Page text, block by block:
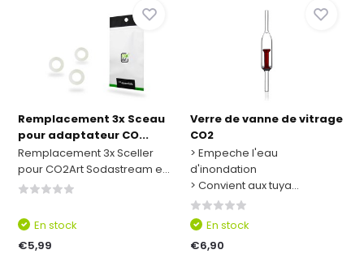
Remplacement 3x Sceau
pour adaptateur CO...
Remplacement 3x Sceller
pour CO2Art Sodastream e...
En stock
€5,99
Verre de vanne de vitrage
CO2
> Empeche l'eau
d'inondation
> Convient aux tuya...
En stock
€6,90